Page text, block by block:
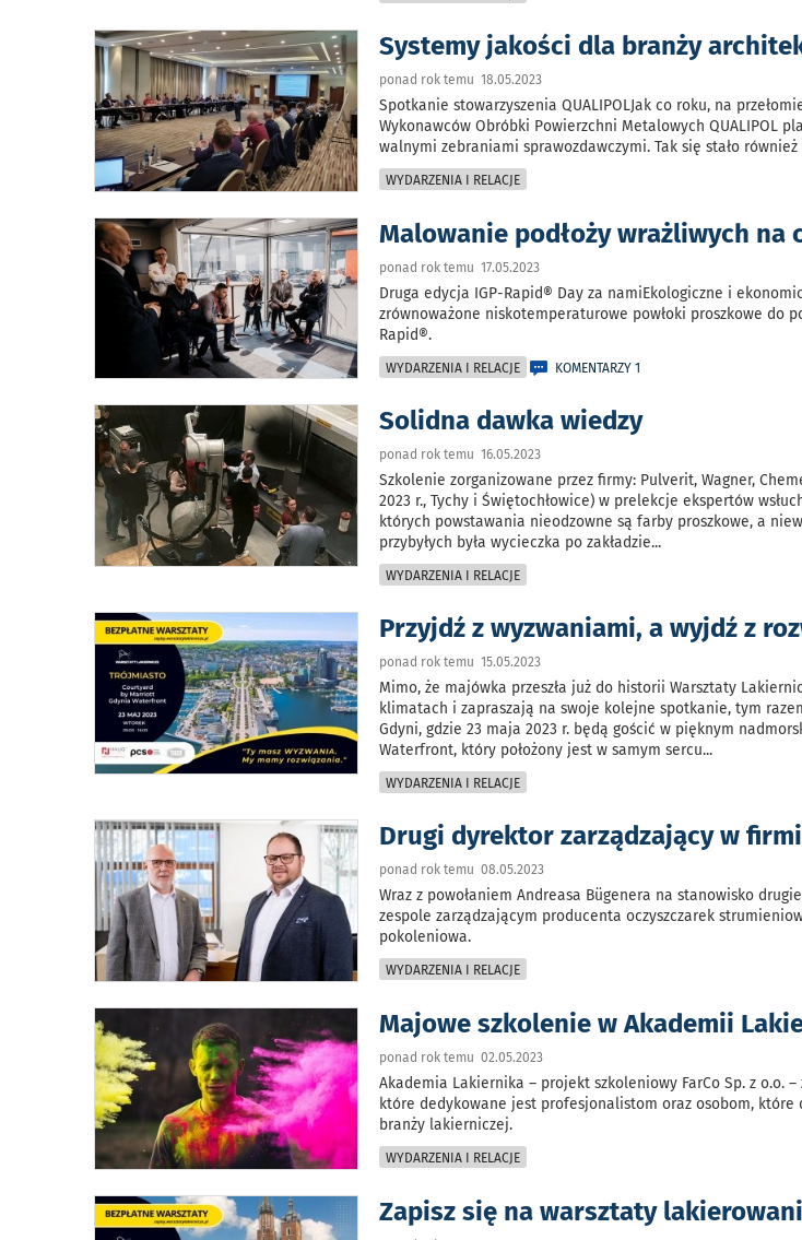
Systemy jakości dla branży
ponad rok temu 18.05.2023
Spotkanie stowarzyszenia QUALIPOLJak co roku, na
Wykonawców Obróbki Powierzchni Metalowych QUALIPOL
walnymi zebraniami sprawozdawczymi. Tak się stało
WYDARZENIA I RELACJE
Malowanie podłoży wrażliwych na
ponad rok temu 17.05.2023
Druga edycja IGP-Rapid® Day za namiEkologiczne i
zrównoważone niskotemperaturowe powłoki proszkowe do
Rapid®.
WYDARZENIA I RELACJE KOMENTARZY 1
Solidna dawka wiedzy
ponad rok temu 16.05.2023
Szkolenie zorganizowane przez firmy: Pulverit, Wagner,
2023 r., Tychy i Świętochłowice) w prelekcje ekspertów
których powstawania nieodzowne są farby proszkowe, a
przybyłych była wycieczka po zakładzie...
WYDARZENIA I RELACJE
Przyjdź z wyzwaniami, a wyjdź z
ponad rok temu 15.05.2023
Mimo, że majówka przeszła już do historii Warsztaty
klimatach i zapraszają na swoje kolejne spotkanie, tym
Gdyni, gdzie 23 maja 2023 r. będą gościć w pięknym
Waterfront, który położony jest w samym sercu...
WYDARZENIA I RELACJE
Drugi dyrektor zarządzający w
ponad rok temu 08.05.2023
Wraz z powołaniem Andreasa Bügenera na stanowisko
zespole zarządzającym producenta oczyszczarek
pokoleniowa.
WYDARZENIA I RELACJE
Majowe szkolenie w Akademii
ponad rok temu 02.05.2023
Akademia Lakiernika – projekt szkoleniowy FarCo Sp. z o.o.
które dedykowane jest profesjonalistom oraz osobom, które
branży lakierniczej.
WYDARZENIA I RELACJE
Zapisz się na warsztaty